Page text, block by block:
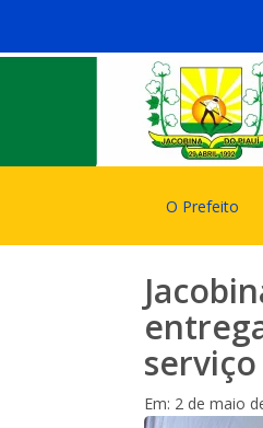
O Prefeito
Em: 2 de maio